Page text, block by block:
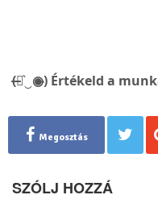
(̶◉͛‿◉̶) Értékeld a
Megosztás
SZÓLJ HOZZÁ